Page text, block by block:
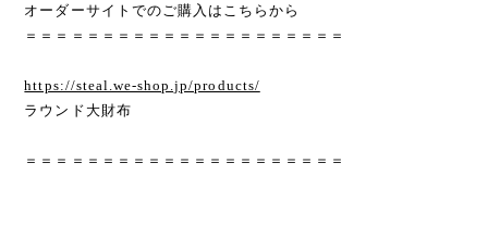
オーダーサイトでのご購入はこちらから
＝＝＝＝＝＝＝＝＝＝＝＝＝＝＝＝＝＝＝＝＝
https://steal.we-shop.jp/products/
ラウンド大財布
＝＝＝＝＝＝＝＝＝＝＝＝＝＝＝＝＝＝＝＝＝